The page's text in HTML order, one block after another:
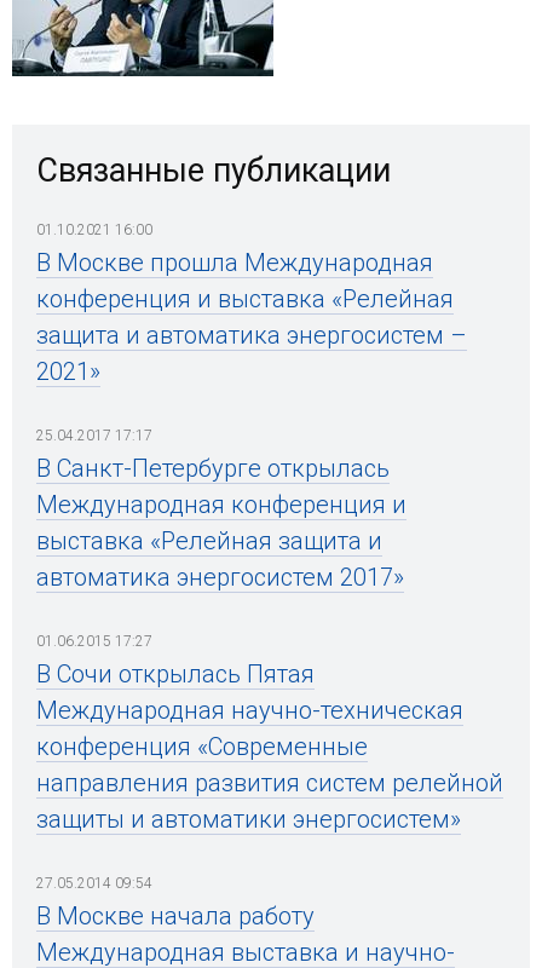
Связанные публикации
01.10.2021 16:00
В Москве прошла Международная
конференция и выставка «Релейная
защита и автоматика энергосистем –
2021»
25.04.2017 17:17
В Санкт-Петербурге открылась
Международная конференция и
выставка «Релейная защита и
автоматика энергосистем 2017»
01.06.2015 17:27
В Сочи открылась Пятая
Международная научно-техническая
конференция «Современные
направления развития систем релейной
защиты и автоматики энергосистем»
27.05.2014 09:54
В Москве начала работу
Международная выставка и научно-